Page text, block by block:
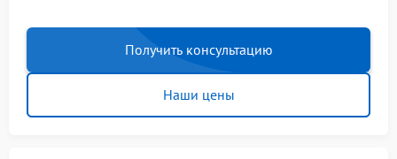
Получить консультацию
Наши цены